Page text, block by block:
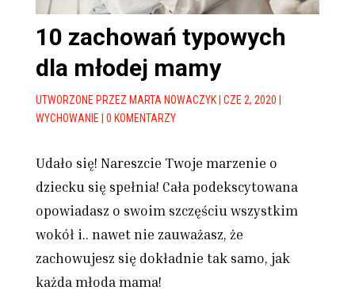
10 zachowań typowych
dla młodej mamy
UTWORZONE PRZEZ MARTA NOWACZYK| CZE 2, 2020
WYCHOWANIE| 0 KOMENTARZY
Udało się! Nareszcie Twoje marzenie o
dziecku się spełnia! Cała podekscytowana
opowiadasz o swoim szczęściu wszystkim
wokół i.. nawet nie zauważasz, że
zachowujesz się dokładnie tak samo, jak
każda młoda mama!